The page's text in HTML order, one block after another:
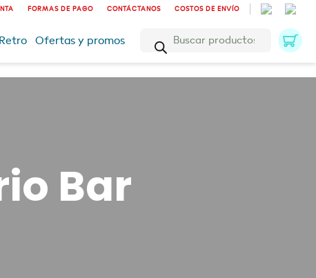
FORMAS DE PAGO CONTÁCTANOS COSTOS DE ENVÍO
Retro Ofertas y promos
Búsqueda
productos
Bar